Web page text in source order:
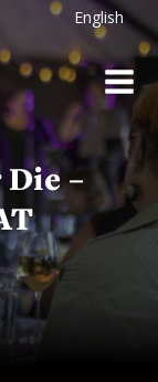
English
–